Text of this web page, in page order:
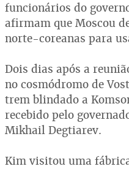
funcionários do
afirmam que Moscou
norte-coreanas para
Dois dias após a
no cosmódromo de
trem blindado a
recebido pelo
Mikhail Degtiarev.
Kim visitou uma